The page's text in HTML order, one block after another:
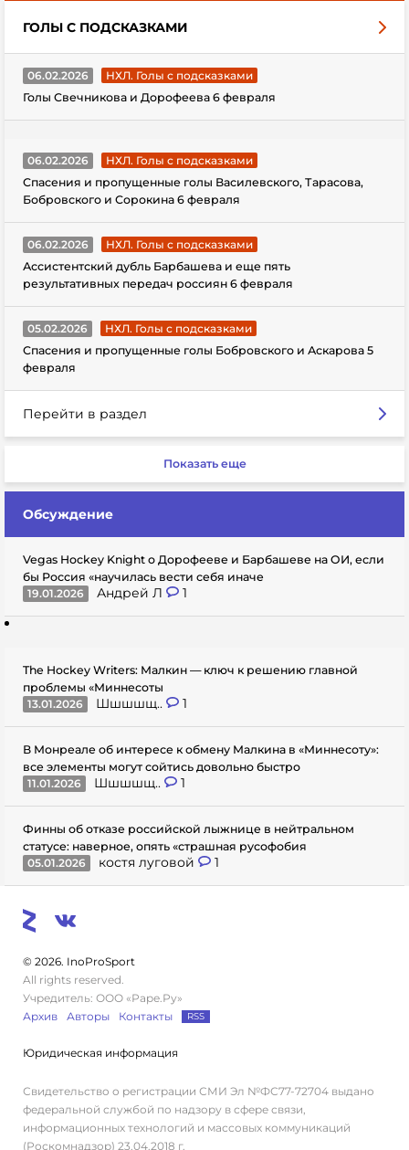
ГОЛЫ С ПОДСКАЗКАМИ
06.02.2026
НХЛ. Голы с подсказками
Голы Свечникова и Дорофеева 6 февраля
06.02.2026
НХЛ. Голы с подсказками
Спасения и пропущенные голы Василевского, Тарасова,
Бобровского и Сорокина 6 февраля
06.02.2026
НХЛ. Голы с подсказками
Ассистентский дубль Барбашева и еще пять
результативных передач россиян 6 февраля
05.02.2026
НХЛ. Голы с подсказками
Спасения и пропущенные голы Бобровского и Аскарова 5
февраля
Перейти в раздел
Показать еще
Обсуждение
Vegas Hockey Knight о Дорофееве и Барбашеве на ОИ, если
бы Россия «научилась вести себя иначе
19.01.2026
Андрей Л 1
The Hockey Writers: Малкин — ключ к решению главной
проблемы «Миннесоты
13.01.2026
Шшшшщ.. 1
В Монреале об интересе к обмену Малкина в «Миннесоту»:
все элементы могут сойтись довольно быстро
11.01.2026
Шшшшщ.. 1
Финны об отказе российской лыжнице в нейтральном
статусе: наверное, опять «страшная русофобия
05.01.2026
костя луговой 1
© 2026. InoProSport
All rights reserved.
Учредитель: ООО «Раре.Ру»
Архив
Авторы Контакты RSS
Юридическая информация
Свидетельство о регистрации СМИ Эл №ФС77-72704 выдано
федеральной службой по надзору в сфере связи,
информационных технологий и массовых коммуникаций
(Роскомнадзор) 23.04.2018 г.